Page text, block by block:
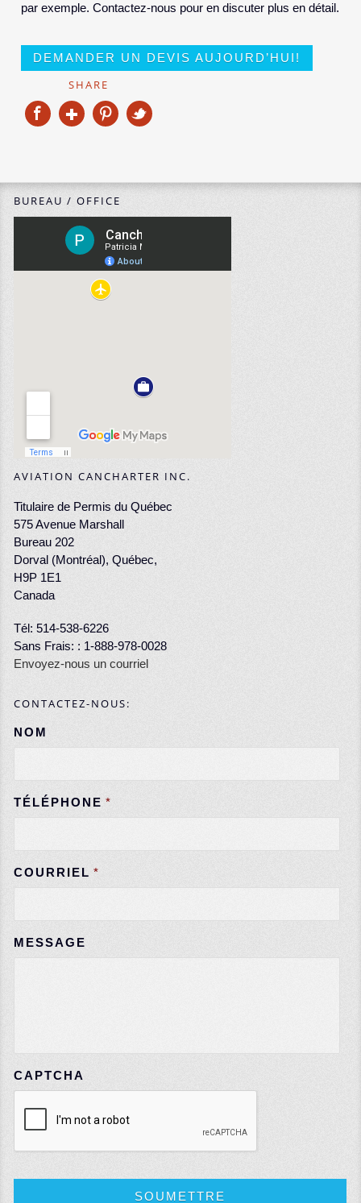
par exemple. Contactez-nous pour en discuter plus en détail.
DEMANDER UN DEVIS AUJOURD’HUI!
SHARE
BUREAU / OFFICE
AVIATION CANCHARTER INC.
Titulaire de Permis du Québec
575 Avenue Marshall
Bureau 202
Dorval (Montréal), Québec,
H9P 1E1
Canada
Tél: 514-538-6226
Sans Frais: : 1-888-978-0028
Envoyez-nous un courriel
CONTACTEZ-NOUS:
NOM
TÉLÉPHONE *
COURRIEL *
MESSAGE
CAPTCHA